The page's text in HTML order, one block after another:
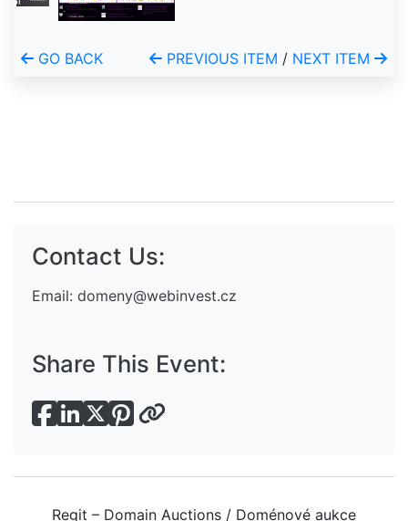
GO BACK PREVIOUS ITEM / NEXT ITEM
Contact Us:
Email: domeny@webinvest.cz
Share This Event:
Regit – Domain Auctions / Doménové aukce